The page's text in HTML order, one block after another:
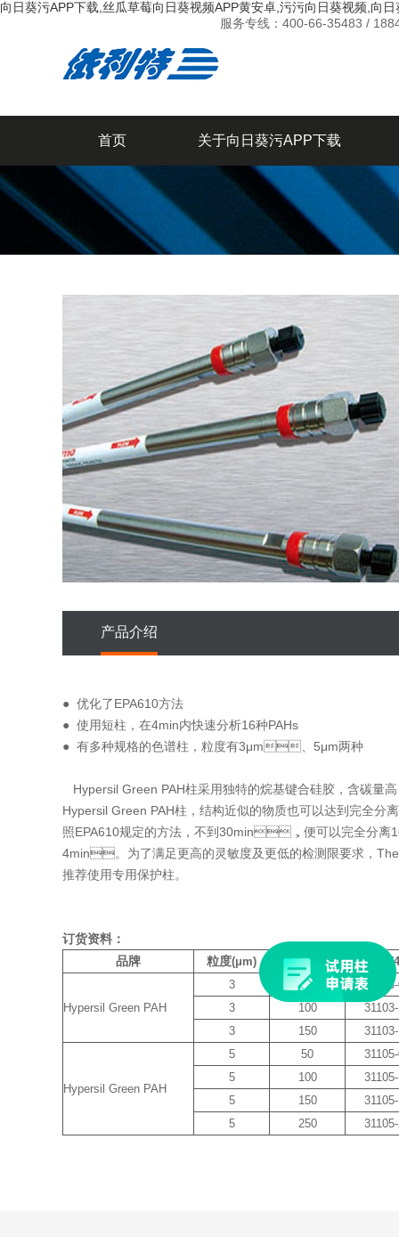
向日葵污APP下载,丝瓜草莓向日葵视频APP黄安卓,污污向日葵视频,向
服务专线： 400-66-35483 /
首页 关于向日葵污APP下载
新闻中心 联系向日葵污APP下载
产品介绍
● 优化了EPA610方法
● 使用短柱，在4min内快速分析16种PAHs
● 有多种规格的色谱柱，粒度有3μm、5μm两种
Hypersil Green PAH柱采用独特的烷基键合硅胶，含碳量高
Hypersil Green PAH柱，结构近似的物质也可以达到
照EPA610规定的方法，不到30min，便可以完全分离16
4min。为了满足更高的灵敏度及更低的检测限要求，
推荐使用专用保护柱。
订货资料：
品牌
粒度(μm) 长度(mm) 直径
Hypersil Green PAH
3 50
3
100
3
150
Hypersil Green PAH
5 50
5
100
5
150
5
250